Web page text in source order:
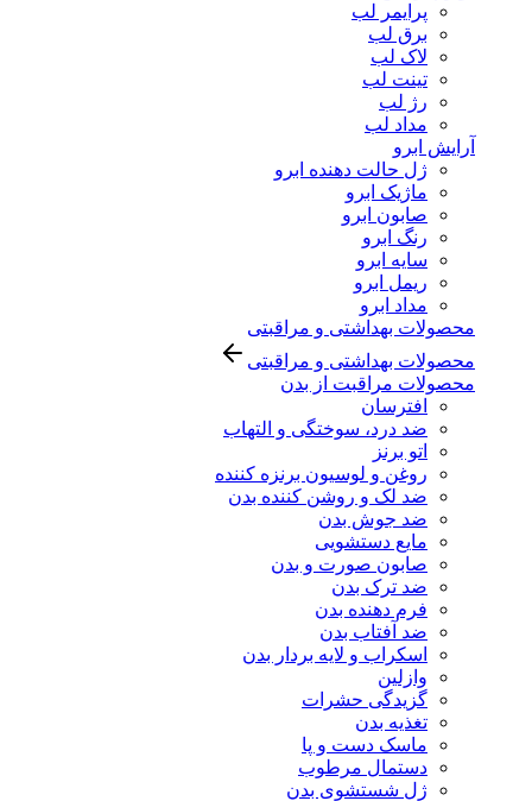
پرایمر لب
برق لب
لاک لب
تینت لب
رژ لب
مداد لب
آرایش ابرو
ژل حالت دهنده ابرو
ماژیک ابرو
صابون ابرو
رنگ ابرو
سایه ابرو
ریمل ابرو
مداد ابرو
محصولات بهداشتی و مراقبتی
محصولات بهداشتی و مراقبتی
محصولات مراقبت از بدن
افترسان
ضد درد، سوختگی و التهاب
اتو برنز
روغن و لوسیون برنزه کننده
ضد لک و روشن کننده بدن
ضد جوش بدن
مایع دستشویی
صابون صورت و بدن
ضد ترک بدن
فرم دهنده بدن
ضد آفتاب بدن
اسکراب و لایه بردار بدن
وازلین
گزیدگی حشرات
تغذیه بدن
ماسک دست و پا
دستمال مرطوب
ژل شستشوی بدن